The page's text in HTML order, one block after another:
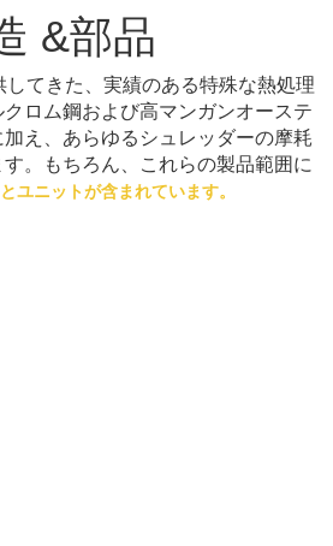
&部品
てきた、実績のある特殊な熱処理
ロム鋼および高マンガンオーステ
え、あらゆるシュレッダーの摩耗
。もちろん、これらの製品範囲に
ユニットが含まれています。